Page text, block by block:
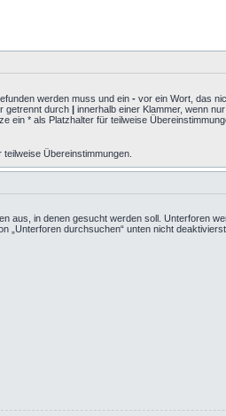
werden muss und ein - vor ein Wort, das
getrennt durch | innerhalb einer Klammer, wenn
ein * als Platzhalter für teilweise
Übereinstimmungen.
aus, in denen gesucht werden soll. Unterforen
„Unterforen durchsuchen“ unten nicht deaktivierst.